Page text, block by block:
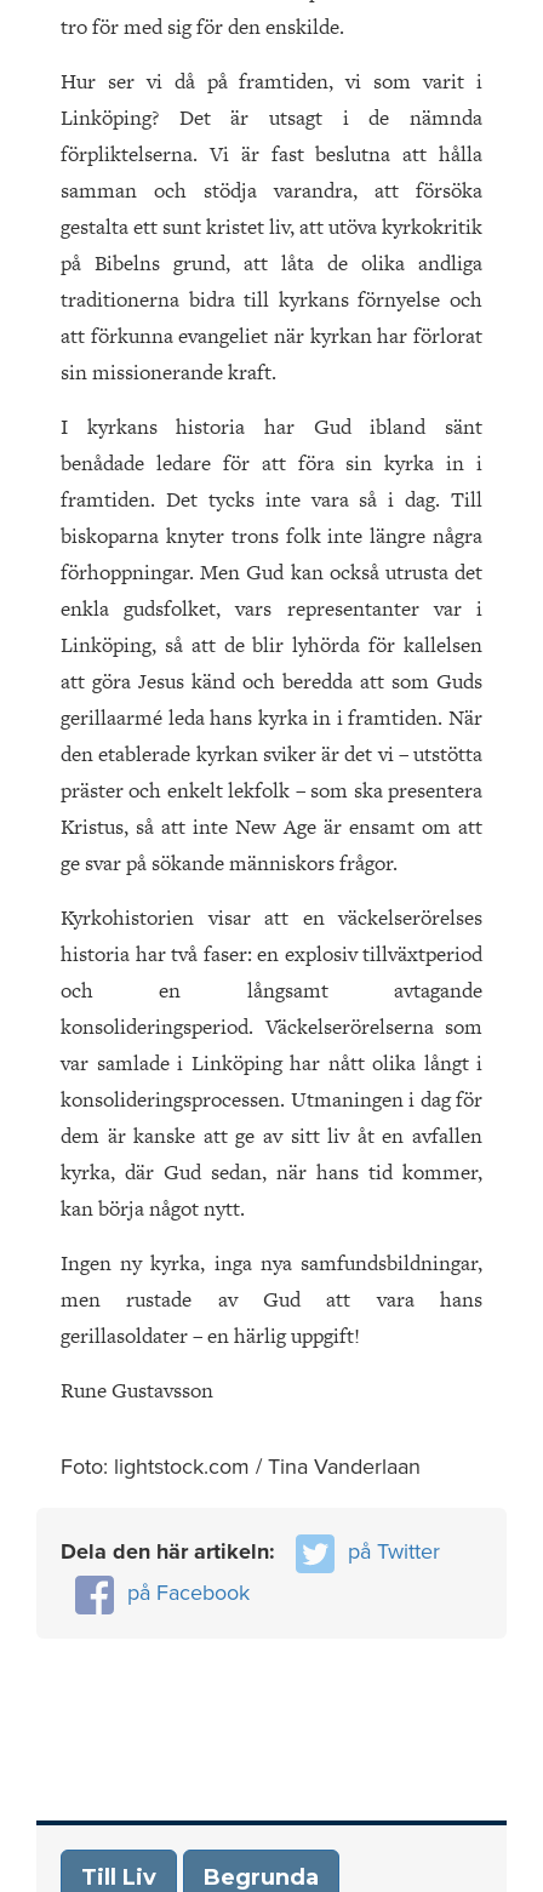
tro för med sig för den enskilde.
Hur ser vi då på framtiden, vi som varit i
Linköping? Det är utsagt i de nämnda
förpliktelserna. Vi är fast beslutna att hålla
samman och stödja varandra, att försöka
gestalta ett sunt kristet liv, att utöva kyrkokritik
på Bibelns grund, att låta de olika andliga
traditionerna bidra till kyrkans förnyelse och
att förkunna evangeliet när kyrkan har förlorat
sin missionerande kraft.
I kyrkans historia har Gud ibland sänt
benådade ledare för att föra sin kyrka in i
framtiden. Det tycks inte vara så i dag. Till
biskoparna knyter trons folk inte längre några
förhoppningar. Men Gud kan också utrusta det
enkla gudsfolket, vars representanter var i
Linköping, så att de blir lyhörda för kallelsen
att göra Jesus känd och beredda att som Guds
gerillaarmé leda hans kyrka in i framtiden. När
den etablerade kyrkan sviker är det vi – utstötta
präster och enkelt lekfolk – som ska presentera
Kristus, så att inte New Age är ensamt om att
ge svar på sökande människors frågor.
Kyrkohistorien visar att en väckelserörelses
historia har två faser: en explosiv tillväxtperiod
och en långsamt avtagande
konsolideringsperiod. Väckelserörelserna som
var samlade i Linköping har nått olika långt i
konsolideringsprocessen. Utmaningen i dag för
dem är kanske att ge av sitt liv åt en avfallen
kyrka, där Gud sedan, när hans tid kommer,
kan börja något nytt.
Ingen ny kyrka, inga nya samfundsbildningar,
men rustade av Gud att vara hans
gerillasoldater – en härlig uppgift!
Rune Gustavsson
Foto: lightstock.com / Tina Vanderlaan
Dela den här artikeln:
på Twitter
på Facebook
Till Liv Begrunda